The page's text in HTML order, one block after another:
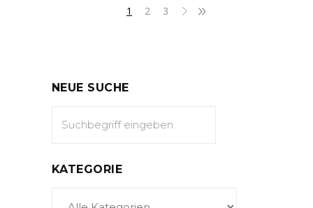
1 2 3
NEUE SUCHE
KATEGORIE